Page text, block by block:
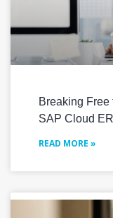
Breaking Free
SAP Cloud
READ MORE »